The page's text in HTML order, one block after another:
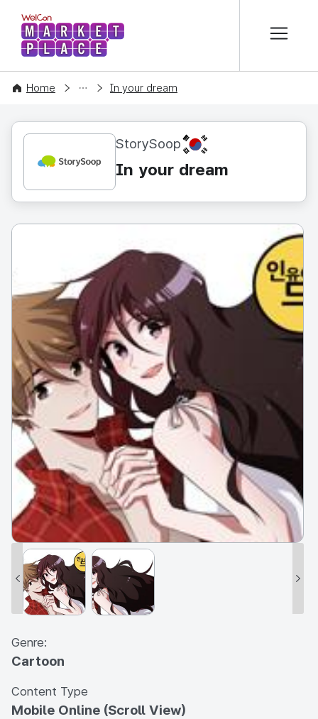
WelCon MARKETPLACE
Home
CONTENT In your dream
StorySoop KR
In your dream
Genre:
Cartoon
Content Type
Mobile Online (Scroll View)